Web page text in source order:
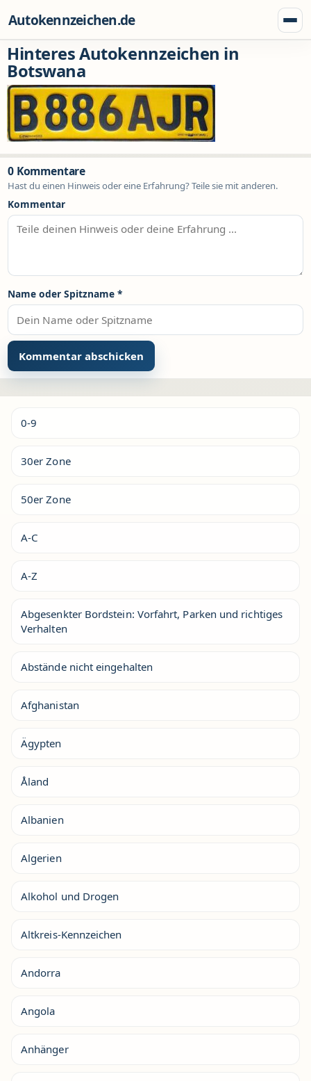
Autokennzeichen.de
Hinteres Autokennzeichen in
Botswana
0 Kommentare
Hast du einen Hinweis oder eine Erfahrung? Teile sie mit anderen.
Kommentar
Name oder Spitzname *
0-9
30er Zone
50er Zone
A-C
A-Z
Abgesenkter Bordstein: Vorfahrt, Parken und richtiges
Verhalten
Abstände nicht eingehalten
Afghanistan
Ägypten
Åland
Albanien
Algerien
Alkohol und Drogen
Altkreis-Kennzeichen
Andorra
Angola
Anhänger